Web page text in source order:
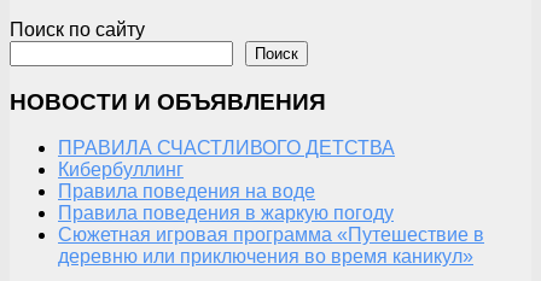
Поиск по сайту
Поиск
НОВОСТИ И ОБЪЯВЛЕНИЯ
ПРАВИЛА СЧАСТЛИВОГО ДЕТСТВА
Кибербуллинг
Правила поведения на воде
Правила поведения в жаркую погоду
Сюжетная игровая программа «Путешествие в
деревню или приключения во время каникул»